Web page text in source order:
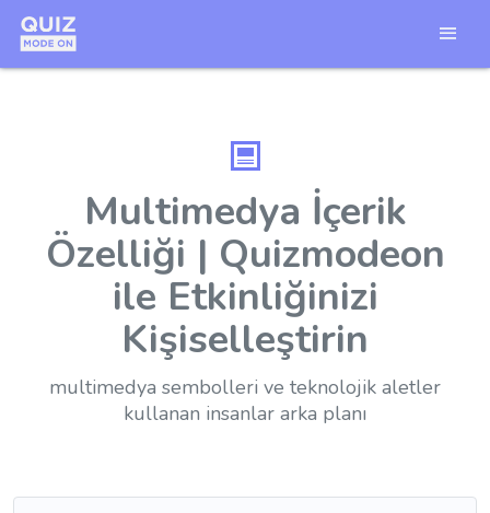
Multimedya İçerik
Özelliği | Quizmodeon
ile Etkinliğinizi
Kişiselleştirin
multimedya sembolleri ve teknolojik aletler
kullanan insanlar arka planı